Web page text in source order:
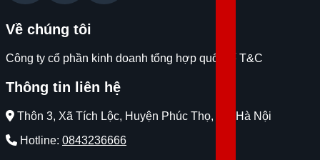
Về chúng tôi
Công ty cổ phần kinh doanh tổng hợp quốc tế T&C
Thông tin liên hệ
Thôn 3, Xã Tích Lộc, Huyện Phúc Thọ, Tp. Hà Nội
Hotline: 0843236666